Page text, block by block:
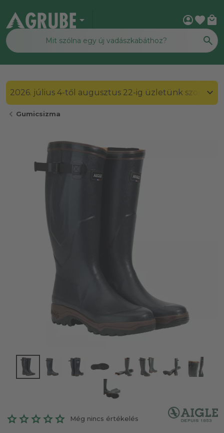
arrow_drop_down account_circlefavorite local_mall
2026. július 4-től augusztus 22-ig üzletünk
chevron_left Gumicsizma
Még nincs értékelés